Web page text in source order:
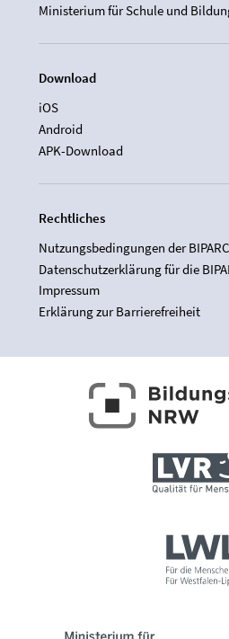
Ministerium für Schule und
Download
iOS
Android
APK-Download
Rechtliches
Nutzungsbedingungen der
Datenschutzerklärung für die
Impressum
Erklärung zur Barrierefreiheit